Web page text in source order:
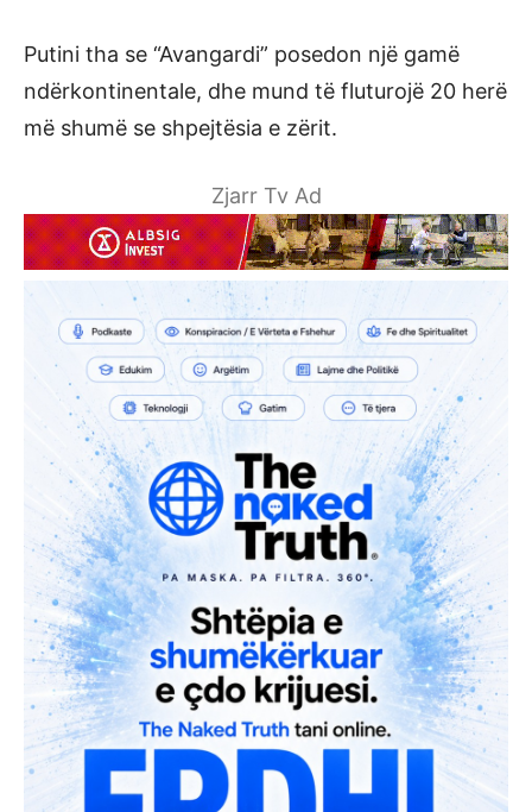
Putini tha se “Avangardi” posedon një gamë
ndërkontinentale, dhe mund të fluturojë 20 herë
më shumë se shpejtësia e zërit.
Zjarr Tv Ad